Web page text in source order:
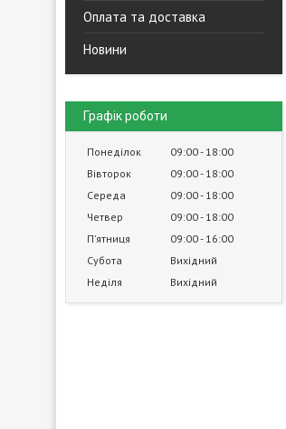
Оплата та доставка
Новини
Графік роботи
Понеділок 09:00 18:00
Вівторок
09:00 18:00
Середа
09:00 18:00
Четвер
09:00 18:00
Пʼятниця
09:00 16:00
Субота
Вихідний
Неділя
Вихідний